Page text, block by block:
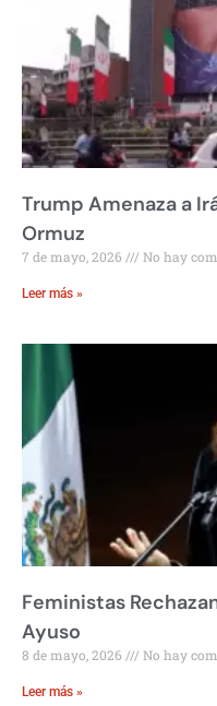
Trump Amenaza a
Ormuz
7 de mayo, 2026 No hay
Leer más »
Feministas
Ayuso
8 de mayo, 2026 No hay
Leer más »